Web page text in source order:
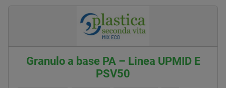
Granulo a base PA – Linea UPMID E
PSV50